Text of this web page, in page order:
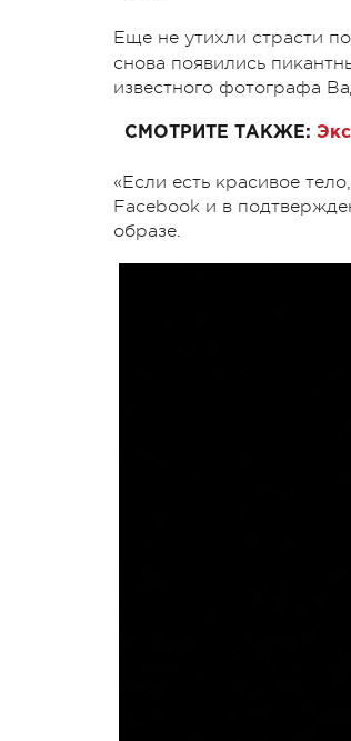
Еще не утихли страсти
снова появились
известного фотографа
СМОТРИТЕ ТАКЖЕ:
«Если есть красивое
Facebook и в
образе.